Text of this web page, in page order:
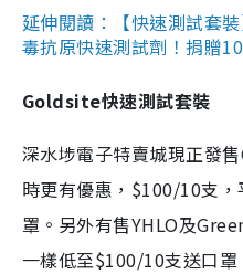
延伸閱讀：【快速測試套
毒抗原快速測試劑！捐贈
Goldsite快速測試套裝
深水埗電子特賣城現正發
時更有優惠，$100/10支
罩。另外有售YHLO及
一樣低至$100/10支送口罩